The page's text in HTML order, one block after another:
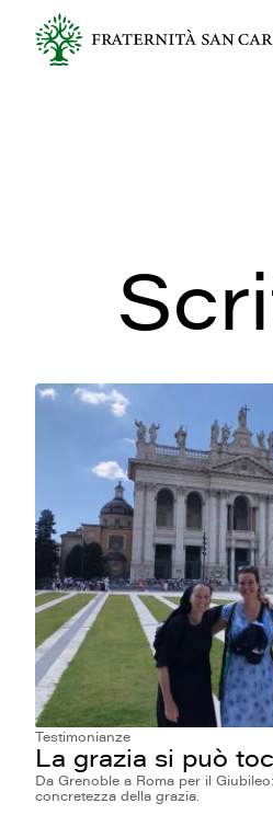
Testimonianze
La grazia si può
Da Grenoble a Roma per il
concretezza della grazia.